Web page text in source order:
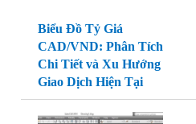
Biểu Đồ Tỷ Giá
CAD/VND: Phân Tích
Chi Tiết và Xu Hướng
Giao Dịch Hiện Tại